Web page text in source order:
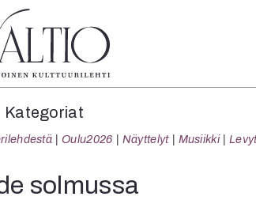
Lehdet
4/2026
1/2026
6/2025
Tilaus ja
Kategoriat
Oulu2026 Näyttelyt Musiikki
solmussa